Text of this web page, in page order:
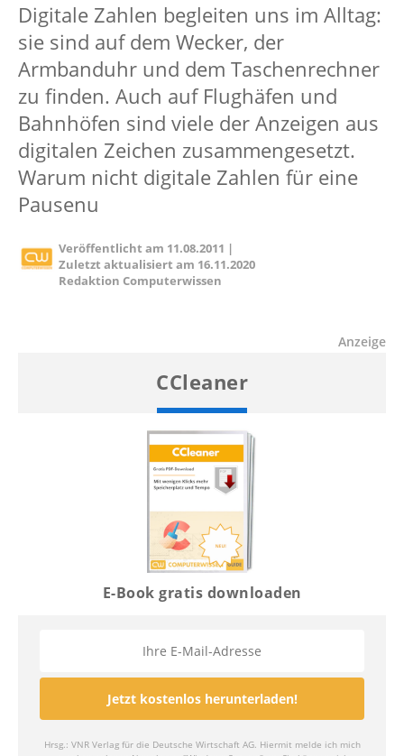
Digitale Zahlen begleiten uns im Alltag:
sie sind auf dem Wecker, der
Armbanduhr und dem Taschenrechner
zu finden. Auch auf Flughäfen und
Bahnhöfen sind viele der Anzeigen aus
digitalen Zeichen zusammengesetzt.
Warum nicht digitale Zahlen für eine
Pausenu
Veröffentlicht am 11.08.2011 |
Zuletzt aktualisiert am 16.11.2020
Redaktion Computerwissen